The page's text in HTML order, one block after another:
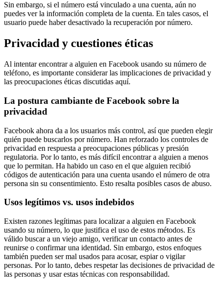
Sin embargo, si el número está vinculado a una cuenta, aún no
puedes ver la información completa de la cuenta. En tales casos, el
usuario puede haber desactivado la recuperación por número.
Privacidad y cuestiones éticas
Al intentar encontrar a alguien en Facebook usando su número de
teléfono, es importante considerar las implicaciones de privacidad y
las preocupaciones éticas discutidas aquí.
La postura cambiante de Facebook sobre la
privacidad
Facebook ahora da a los usuarios más control, así que pueden elegir
quién puede buscarlos por número. Han reforzado los controles de
privacidad en respuesta a preocupaciones públicas y presión
regulatoria. Por lo tanto, es más difícil encontrar a alguien a menos
que lo permitan. Ha habido un caso en el que alguien recibió
códigos de autenticación para una cuenta usando el número de otra
persona sin su consentimiento. Esto resalta posibles casos de abuso.
Usos legítimos vs. usos indebidos
Existen razones legítimas para localizar a alguien en Facebook
usando su número, lo que justifica el uso de estos métodos. Es
válido buscar a un viejo amigo, verificar un contacto antes de
reunirse o confirmar una identidad. Sin embargo, estos enfoques
también pueden ser mal usados para acosar, espiar o vigilar
personas. Por lo tanto, debes respetar las decisiones de privacidad de
las personas y usar estas técnicas con responsabilidad.